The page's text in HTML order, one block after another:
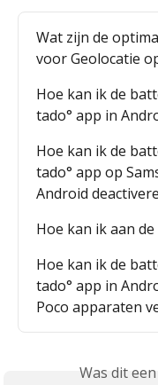
Wat zijn de
voor Geolocatie
Hoe kan ik de
tado° app in
Hoe kan ik de
tado° app op
Android
Hoe kan ik aan
Hoe kan ik de
tado° app in
Poco apparaten
Was dit